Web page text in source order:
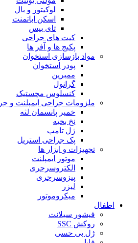
لوکیتور و بال
اسکن اباتمنت
تای بیس
کیت های جراحی
پکیج ها و آفر ها
مواد بازسازی استخوان
پودر استخوان
ممبرین
گرانول
کنسلوس مچستیک
ملزومات جراحی ایمپلنت و
خمیر پانسمان لثه
نخ بخیه
ژل تامپ
پک جراحی استریل
تجهیزات و ابزار ها
موتور ایمپلنت
الکتروسرجری
پیزوسرجری
لیزر
میکروموتور
اطفال
فیشور سیلانت
روکش SSC
ژل بی حسی